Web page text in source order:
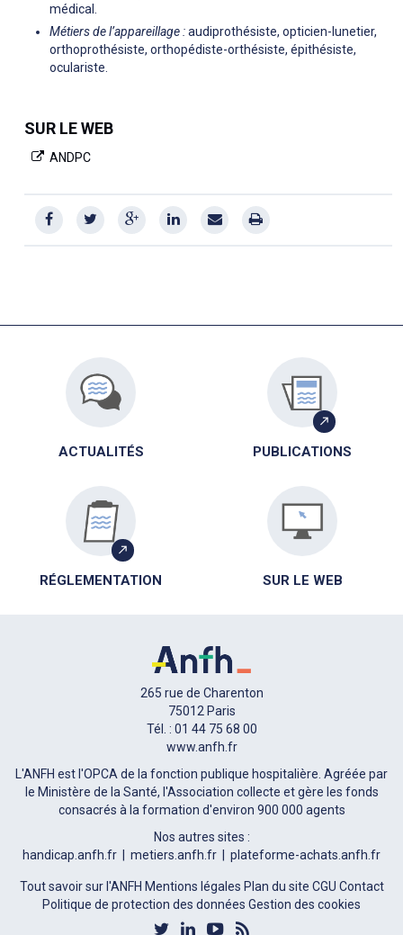
médical.
Métiers de l’appareillage :audiprothésiste, opticien-lunetier,
orthoprothésiste, orthopédiste-orthésiste, épithésiste,
oculariste.
SUR LE WEB
ANDPC
ACTUALITÉS PUBLICATIONS
RÉGLEMENTATION SUR LE WEB
265 rue de Charenton
75012 Paris
Tél. : 01 44 75 68 00
www.anfh.fr
L'ANFH est l'OPCA de la fonction publique hospitalière. Agréée par
le Ministère de la Santé, l'Association collecte et gère les fonds
consacrés à la formation d'environ 900 000 agents
Nos autres sites :
handicap.anfh.fr
metiers.anfh.fr plateforme-achats.anfh.fr
Tout savoir sur l'ANFH Mentions légales Plan du site CGU Contact
Politique de protection des données Gestion des cookies